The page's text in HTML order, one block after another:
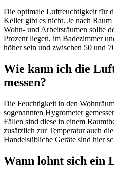
Die optimale Luftfeuchtigkeit für
Keller gibt es nicht. Je nach
Wohn- und Arbeitsräumen sollte
Prozent liegen, im Badezimmer
höher sein und zwischen 50 und
Wie kann ich die
messen?
Die Feuchtigkeit in den
sogenannten Hygrometer
Fällen sind diese in einem
zusätzlich zur Temperatur auch
Handelsübliche Geräte sind hier
Wann lohnt sich ein